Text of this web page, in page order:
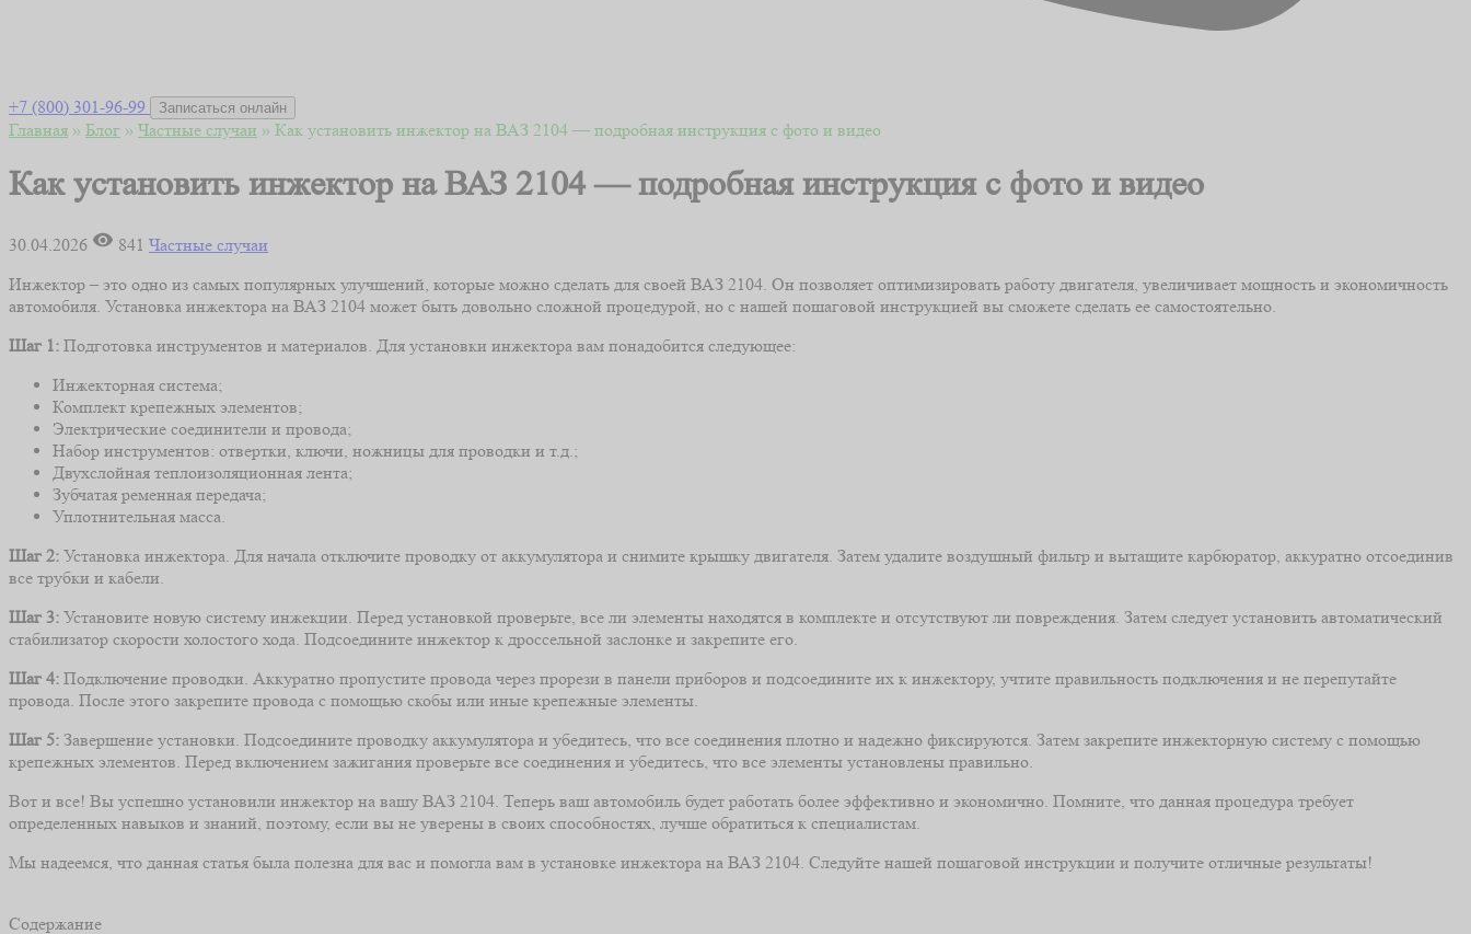
+7 (800) 301-96-99 Записаться онлайн
Главная » Блог » Частные случаи » Как установить инжектор на ВАЗ 2104 — подробная инструкция с фото и видео
Как установить инжектор на ВАЗ 2104 — подробная инструкция с фото и видео
30.04.2026 841 Частные случаи
Инжектор – это одно из самых популярных улучшений, которые можно сделать для своей ВАЗ 2104. Он позволяет оптимизировать работу двигателя, увеличивает мощность и экономичность
автомобиля. Установка инжектора на ВАЗ 2104 может быть довольно сложной процедурой, но с нашей пошаговой инструкцией вы сможете сделать ее самостоятельно.
Шаг 1: Подготовка инструментов и материалов. Для установки инжектора вам понадобится следующее:
Инжекторная система;
Комплект крепежных элементов;
Электрические соединители и провода;
Набор инструментов: отвертки, ключи, ножницы для проводки и т.д.;
Двухслойная теплоизоляционная лента;
Зубчатая ременная передача;
Уплотнительная масса.
Шаг 2: Установка инжектора. Для начала отключите проводку от аккумулятора и снимите крышку двигателя. Затем удалите воздушный фильтр и вытащите карбюратор, аккуратно отсоединив
все трубки и кабели.
Шаг 3: Установите новую систему инжекции. Перед установкой проверьте, все ли элементы находятся в комплекте и отсутствуют ли повреждения. Затем следует установить автоматический
стабилизатор скорости холостого хода. Подсоедините инжектор к дроссельной заслонке и закрепите его.
Шаг 4: Подключение проводки. Аккуратно пропустите провода через прорези в панели приборов и подсоедините их к инжектору, учтите правильность подключения и не перепутайте
провода. После этого закрепите провода с помощью скобы или иные крепежные элементы.
Шаг 5: Завершение установки. Подсоедините проводку аккумулятора и убедитесь, что все соединения плотно и надежно фиксируются. Затем закрепите инжекторную систему с помощью
крепежных элементов. Перед включением зажигания проверьте все соединения и убедитесь, что все элементы установлены правильно.
Вот и все! Вы успешно установили инжектор на вашу ВАЗ 2104. Теперь ваш автомобиль будет работать более эффективно и экономично. Помните, что данная процедура требует
определенных навыков и знаний, поэтому, если вы не уверены в своих способностях, лучше обратиться к специалистам.
Мы надеемся, что данная статья была полезна для вас и помогла вам в установке инжектора на ВАЗ 2104. Следуйте нашей пошаговой инструкции и получите отличные результаты!
Содержание